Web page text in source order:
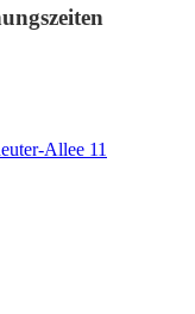
Allee 11